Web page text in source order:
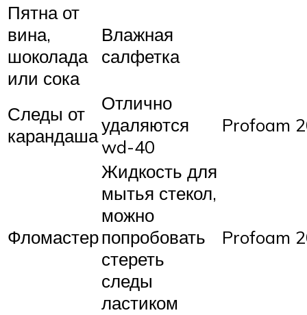
Пятна от
вина,
шоколада
или сока
Влажная
салфетка
Следы от
карандаша
Отлично
удаляются
wd-40
Profoam
Фломастер
Жидкость для
мытья стекол,
можно
попробовать
стереть
следы
ластиком
Profoam